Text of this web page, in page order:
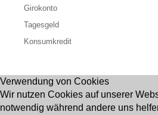
Girokonto
Tagesgeld
Konsumkredit
Verwendung von Cookies
Wir nutzen Cookies auf unserer
notwendig während andere uns